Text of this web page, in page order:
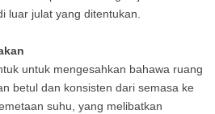
luar julat yang ditentukan.
untuk mengesahkan bahawa ruang
betul dan konsisten dari semasa ke
suhu, yang melibatkan